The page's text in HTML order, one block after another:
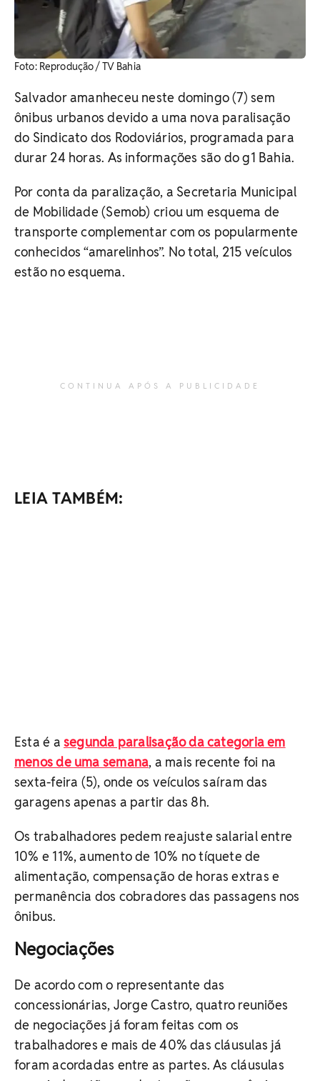
Foto: Reprodução / TV Bahia
Salvador amanheceu neste domingo (7) sem
ônibus urbanos devido a uma nova paralisação
do Sindicato dos Rodoviários, programada para
durar 24 horas. As informações são do g1 Bahia.
Por conta da paralização, a Secretaria Municipal
de Mobilidade (Semob) criou um esquema de
transporte complementar com os popularmente
conhecidos “amarelinhos”. No total, 215 veículos
estão no esquema.
CONTINUA APÓS A PUBLICIDADE
LEIA TAMBÉM:
Esta é a segunda paralisação da categoria em
menos de uma semana, a mais recente foi na
sexta-feira (5), onde os veículos saíram das
garagens apenas a partir das 8h.
Os trabalhadores pedem reajuste salarial entre
10% e 11%, aumento de 10% no tíquete de
alimentação, compensação de horas extras e
permanência dos cobradores das passagens nos
ônibus.
Negociações
De acordo com o representante das
concessionárias, Jorge Castro, quatro reuniões
de negociações já foram feitas com os
trabalhadores e mais de 40% das cláusulas já
foram acordadas entre as partes. As cláusulas